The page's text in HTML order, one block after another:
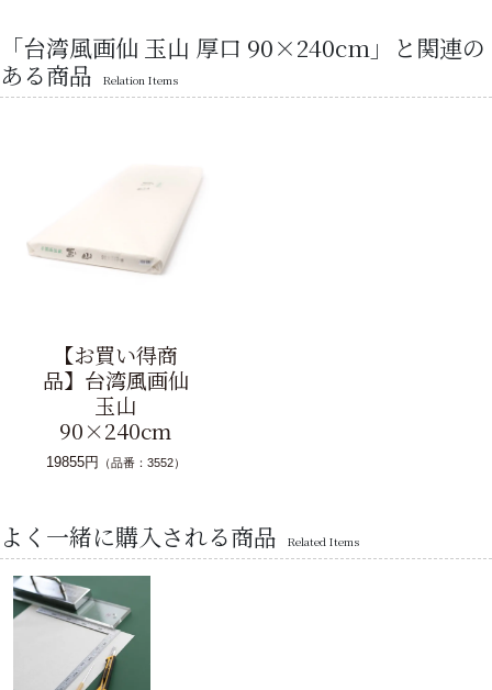
「台湾風画仙 玉山 厚口 90×240cm」と関連の
ある商品
Relation Items
【お買い得商
品】台湾風画仙
玉山
90×240cm
19855円 （品番：3552）
よく一緒に購入される商品 Related Items